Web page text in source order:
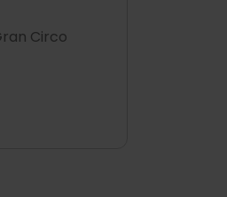
Circo